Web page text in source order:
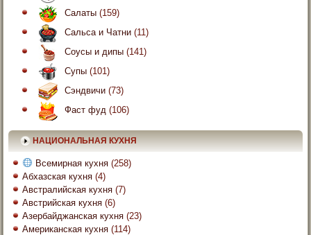
Салаты (159)
Сальса и Чатни (11)
Соусы и дипы (141)
Супы (101)
Сэндвичи (73)
Фаст фуд (106)
НАЦИОНАЛЬНАЯ КУХНЯ
Всемирная кухня (258)
Абхазская кухня (4)
Австралийская кухня (7)
Австрийская кухня (6)
Азербайджанская кухня (23)
Американская кухня (114)